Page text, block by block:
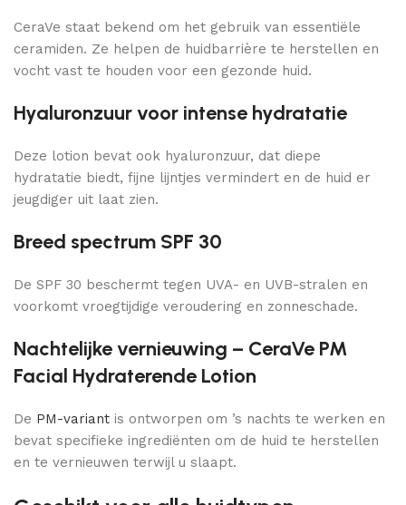
CeraVe staat bekend om het gebruik van essentiële
ceramiden. Ze helpen de huidbarrière te herstellen en
vocht vast te houden voor een gezonde huid.
Hyaluronzuur voor intense hydratatie
Deze lotion bevat ook hyaluronzuur, dat diepe
hydratatie biedt, fijne lijntjes vermindert en de huid er
jeugdiger uit laat zien.
Breed spectrum SPF 30
De SPF 30 beschermt tegen UVA- en UVB-stralen en
voorkomt vroegtijdige veroudering en zonneschade.
Nachtelijke vernieuwing – CeraVe PM
Facial Hydraterende Lotion
De PM-variant is ontworpen om ’s nachts te werken en
bevat specifieke ingrediënten om de huid te herstellen
en te vernieuwen terwijl u slaapt.